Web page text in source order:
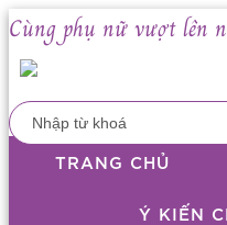
Cùng phụ nữ vượt lên
TRANG CHỦ
Ý KIẾN